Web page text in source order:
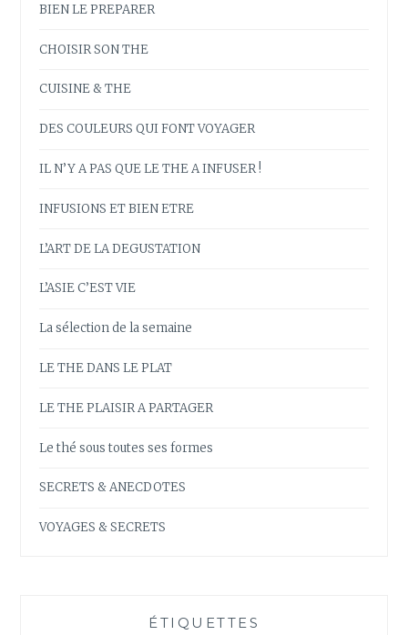
BIEN LE PREPARER
CHOISIR SON THE
CUISINE & THE
DES COULEURS QUI FONT VOYAGER
IL N’Y A PAS QUE LE THE A INFUSER !
INFUSIONS ET BIEN ETRE
L’ART DE LA DEGUSTATION
L’ASIE C’EST VIE
La sélection de la semaine
LE THE DANS LE PLAT
LE THE PLAISIR A PARTAGER
Le thé sous toutes ses formes
SECRETS & ANECDOTES
VOYAGES & SECRETS
ÉTIQUETTES